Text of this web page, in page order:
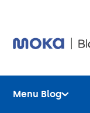
Layanan
Menu Blog